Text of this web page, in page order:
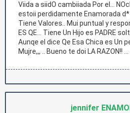
Viida a siidO cambiiada Por el...
estoii perdidamente Enamorada d*
Tiene Valores.. Mui puntual y
ES QE... Tiene Un Hijo es PADRE
Aunqe el dice Qe Esa Chica es Un
Mujre,,, .. Bueno te doi LA RAZON!! ...
jennifer